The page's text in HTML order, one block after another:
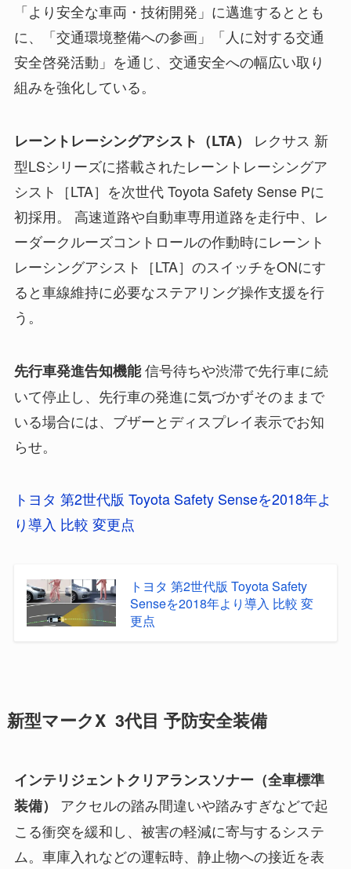
「より安全な車両・技術開発」に邁進するととも
に、「交通環境整備への参画」「人に対する交通
安全啓発活動」を通じ、交通安全への幅広い取り
組みを強化している。
レーントレーシングアシスト（LTA） レクサス 新
型LSシリーズに搭載されたレーントレーシングア
シスト［LTA］を次世代 Toyota Safety Sense Pに
初採用。 高速道路や自動車専用道路を走行中、レ
ーダークルーズコントロールの作動時にレーント
レーシングアシスト［LTA］のスイッチをONにす
ると車線維持に必要なステアリング操作支援を行
う。
先行車発進告知機能信号待ちや渋滞で先行車に続
いて停止し、先行車の発進に気づかずそのままで
いる場合には、ブザーとディスプレイ表示でお知
らせ。
トヨタ 第2世代版 Toyota Safety Senseを2018年よ
り導入 比較 変更点
トヨタ 第2世代版 Toyota Safety
Senseを2018年より導入 比較 変
更点
新型マークX 3代目 予防安全装備
インテリジェントクリアランスソナー（全車標準
装備） アクセルの踏み間違いや踏みすぎなどで起
こる衝突を緩和し、被害の軽減に寄与するシステ
ム。車庫入れなどの運転時、静止物への接近を表